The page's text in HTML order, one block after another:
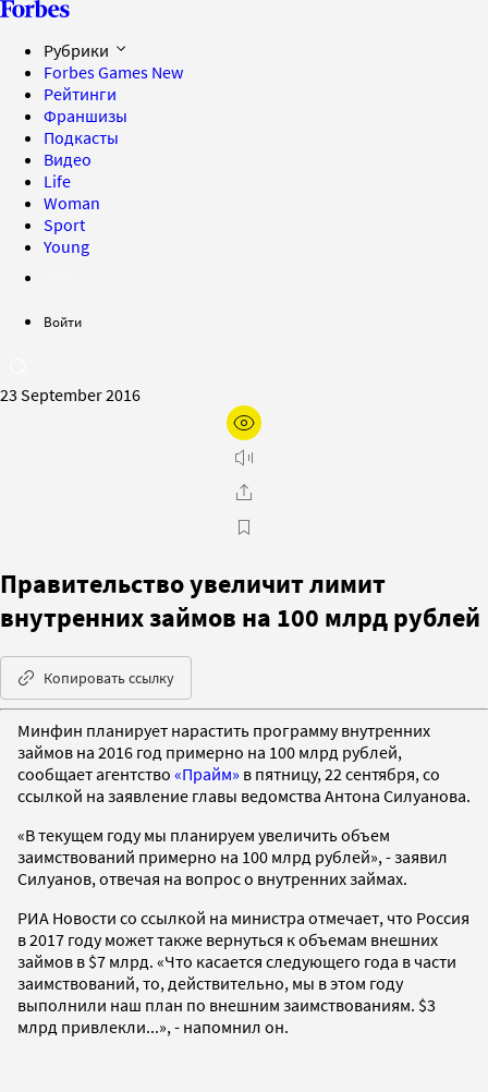
Рубрики
Forbes Games New
Рейтинги
Франшизы
Подкасты
Видео
Life
Woman
Sport
Young
Войти
23 September 2016
Правительство увеличит лимит
внутренних займов на 100 млрд рублей
Копировать ссылку
Минфин планирует нарастить программу внутренних
займов на 2016 год примерно на 100 млрд рублей,
сообщает агентство «Прайм» в пятницу, 22 сентября, со
ссылкой на заявление главы ведомства Антона Силуанова.
«В текущем году мы планируем увеличить объем
заимствований примерно на 100 млрд рублей», - заявил
Силуанов, отвечая на вопрос о внутренних займах.
РИА Новости со ссылкой на министра отмечает, что Россия
в 2017 году может также вернуться к объемам внешних
займов в $7 млрд. «Что касается следующего года в части
заимствований, то, действительно, мы в этом году
выполнили наш план по внешним заимствованиям. $3
млрд привлекли...», - напомнил он.